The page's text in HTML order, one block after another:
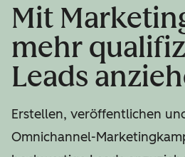
Mit
mehr
Leads
Erstellen, veröffentlichen
Omnichannel-